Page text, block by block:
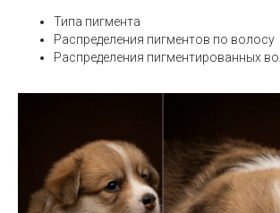
Типа пигмента
Распределения пигментов по волосу
Распределения пигментированных